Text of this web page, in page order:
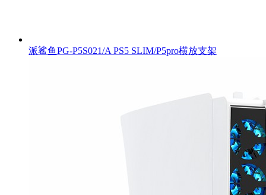
派鲨鱼PG-P5S021/A PS5 SLIM/P5pro横放支架